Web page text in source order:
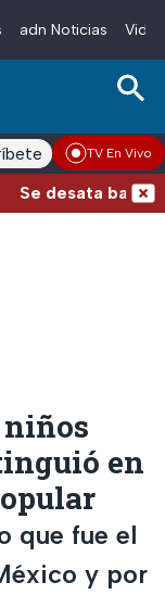
adn Noticias
Noticias RadioTV En Vivo
Se desata
niños
en
que fue el
y por